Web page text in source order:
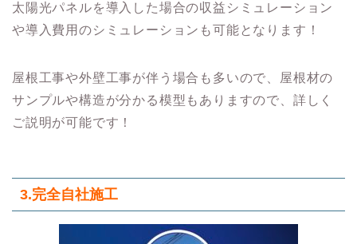
太陽光パネルを導入した場合の収益シミュレーション
や導入費用のシミュレーションも可能となります！
屋根工事や外壁工事が伴う場合も多いので、屋根材の
サンプルや構造が分かる模型もありますので、詳しく
ご説明が可能です！
3.完全自社施工